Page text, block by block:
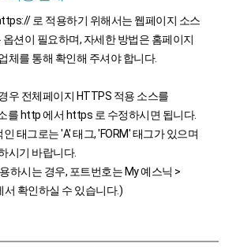
로 적용하기 위해서는 웹페이지 소스
션이 필요하며, 자세한 방법은 홈페이지
체를 통해 확인해 주셔야 합니다.
우 전체페이지 HTTPS 적용 소스를
를 http 에서 https 로 수정하시면 됩니다.
태그로는 'A' 태그, 'FORM' 태그가 있으며
시기 바랍니다.
하시는 경우, 포트번호는 My 예스닉 >
확인하실 수 있습니다.)